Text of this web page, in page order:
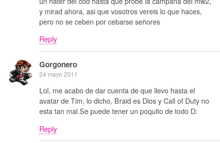
y mirad ahora, asi que vosotros vereis lo que haces,
pero no se ceben por cebarse señores
Reply
Gorgonero
24 mayo 2011
Lol, me acabo de dar cuenta de que llevo hasta el
avatar de Tim, lo dicho, Braid es Dios y Call of Duty no
esta tan mal.Se puede tener un poquito de todo D:
Reply